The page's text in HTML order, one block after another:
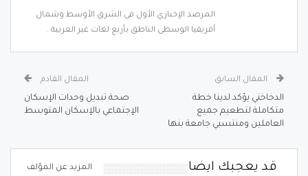
المرصد الإخباري الأول فى الشرق الأوسط وشمال
أفريقيا الوسطى الناطق بأربع لغات غير العربية .
المقال السابق
الدخاخني يؤكد لدينا خطة
متكاملة لتطعيم جميع
العاملين ومنتسبي جامعة بنها
المقال القادم
صحة تبديل وحدات الإسكان
الإجتماعي بالإسكان المتوسط
قد يعجبك ايضا المزيد عن المؤلف